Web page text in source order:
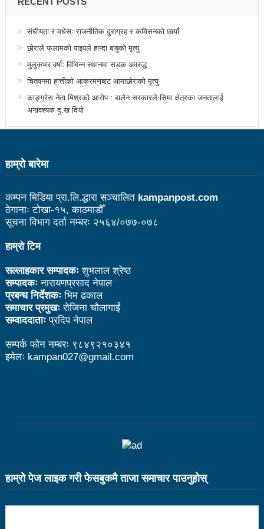
संविधानसभाबाट संविधान बनाउने मुद्दा जनयुद्धको मुख्य मुद्दा होः
बोगटीको स्मृतिमा रक्तदान कार्यक्रम
पब्लिक स्पिच नेपालको विजेता बने दैलेखका दिल बहादुर
संविधानको रक्षा र कार्यान्वयनमा जनताको खबरदारी आवश्यकः
माओवादीमा जनपरिचालनका कार्यक्रमको तयारीः तीन
आयोगको बैठक सकियो
वृत्तचित्र फिल्म ‘गर्ल्स रिराइटिङ डेस्टिनी’ को विशेष प्रदर्शनी
भरतपुर महानगर युवा संजालको फुटसल : पुरुषतर्फ वडा नं. ५ र
महिलातर्फ २३ विजयी
Public governance training class for sister cities
in Indian Ocean Rim countries was successfully
चेपिण्डे खोलाले बगाएर ६ वर्षीय बालकको मृत्यु
होः राजदूत छन सोङ
संघीयताका अवसर र उपलब्धीको सदुपयोग गर्नुपर्नेमा वक्ताहरुको
संघीयता र मधेसः राजनीतिक दुराग्रह र कमिसनको छायाँ
छोराले फलामको पाइपले हान्दा बाबुको मृत्यु
मुलुकभर वर्षाः विभिन्न स्थानमा सडक अवरुद्ध
चितवनमा हात्तीको आक्रमणबाट आमाछोराको मृत्यु
काङ्ग्रेस नेता मिश्रको आरोप : बालेन सरकारले सिमा क्षेत्रका जनतालाई
अनावश्यक दु:ख दियो
हाम्राे बारेमा
कम्पन मिडिया प्रा.लि.द्धारा सञ्चालित kampanpost.com
ठेगानाः टोखा-१५, काठमाडौँ
सूचना विभाग दर्ता नम्बरः २५६४/०७७-०७८
हाम्रो टिम
सल्लाहकार सम्पादकःशुभलाल श्रेष्ठ
सम्पादकःनारायणप्रसाद नेपाल
प्रबन्ध निर्देशकःभिम ढकाल
समाचार प्रमुखःरोजिना चौलागाईं
सम्वाददाताःप्रदिप नेपाल
सम्पर्क फोन नम्बरः ९८४९२१०३४१
इमेलः kampan027@gmail.com
हाम्राे पेज लाइक गरी फेसबुकमै ताजा समाचार पाउनुहाेस्